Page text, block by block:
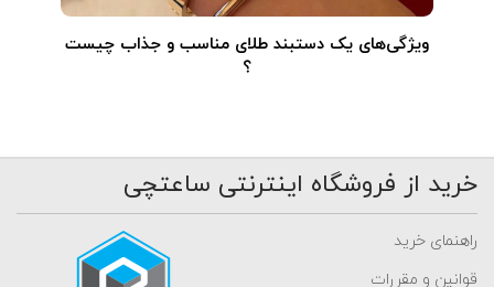
ویژگی‌های یک دستبند طلای مناسب و جذاب چیست
؟
خرید از فروشگاه اینترنتی ساعتچی
راهنمای خرید
قوانین و مقررات